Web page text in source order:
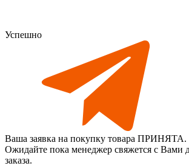
Успешно
Ваша заявка на покупку товара ПРИНЯТА.
Ожидайте пока менеджер свяжется с Вами
заказа.